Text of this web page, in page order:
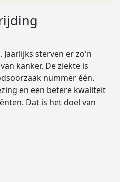
sterven er zo'n
kanker. De ziekte is
nummer één.
en een betere kwaliteit
Dat is het doel van